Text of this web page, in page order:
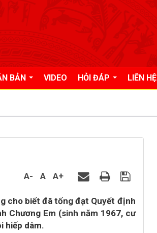
BẢN VIDEO HỎI ĐÁP LIÊN HỆ
A- A A+
cho biết đã tống đạt Quyết định
Chương Em (sinh năm 1967, cư
hiếp dâm.